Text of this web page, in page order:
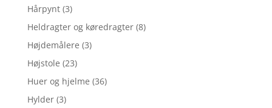
Hårpynt (3)
Heldragter og køredragter (8)
Højdemålere (3)
Højstole (23)
Huer og hjelme (36)
Hylder (3)